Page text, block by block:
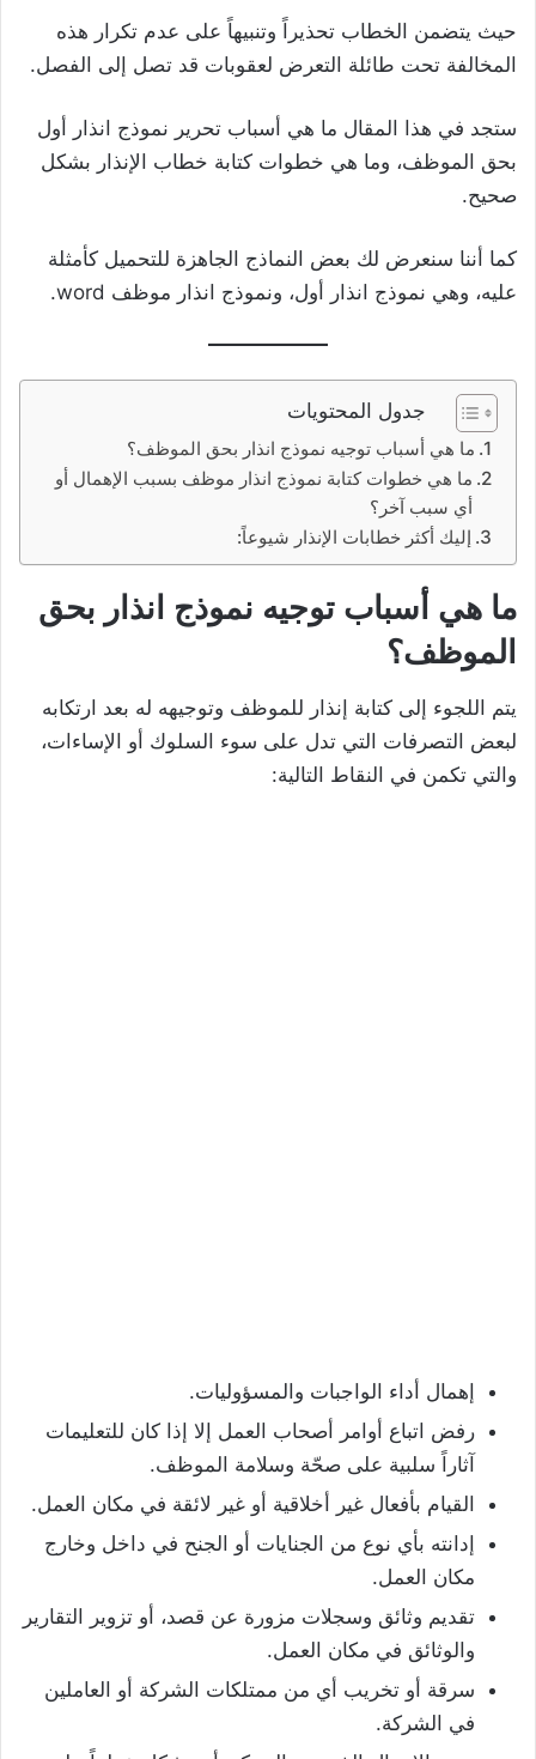
حيث يتضمن الخطاب تحذيراً وتنبيهاً على عدم تكرار هذه
المخالفة تحت طائلة التعرض لعقوبات قد تصل إلى الفصل.
ستجد في هذا المقال ما هي أسباب تحرير نموذج انذار أول
بحق الموظف، وما هي خطوات كتابة خطاب الإنذار بشكل
صحيح.
كما أننا سنعرض لك بعض النماذج الجاهزة للتحميل كأمثلة
عليه، وهي نموذج انذار أول، ونموذج انذار موظف word.
جدول المحتويات
ما هي أسباب توجيه نموذج انذار بحق الموظف؟
ما هي خطوات كتابة نموذج انذار موظف بسبب الإهمال أو
أي سبب آخر؟
إليك أكثر خطابات الإنذار شيوعاً:
ما هي أسباب توجيه نموذج انذار بحق
الموظف؟
يتم اللجوء إلى كتابة إنذار للموظف وتوجيهه له بعد ارتكابه
لبعض التصرفات التي تدل على سوء السلوك أو الإساءات،
والتي تكمن في النقاط التالية:
إهمال أداء الواجبات والمسؤوليات.
رفض اتباع أوامر أصحاب العمل إلا إذا كان للتعليمات
آثاراً سلبية على صحّة وسلامة الموظف.
القيام بأفعال غير أخلاقية أو غير لائقة في مكان العمل.
إدانته بأي نوع من الجنايات أو الجنح في داخل وخارج
مكان العمل.
تقديم وثائق وسجلات مزورة عن قصد، أو تزوير التقارير
والوثائق في مكان العمل.
سرقة أو تخريب أي من ممتلكات الشركة أو العاملين
في الشركة.